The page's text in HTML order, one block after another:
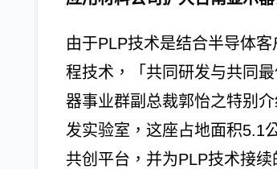
由于PLP技术是结合半导体
程技术，「共同研发与共同
器事业群副总裁郭怡之特别
发实验室，这座占地面积5.1
共创平台，并为PLP技术接